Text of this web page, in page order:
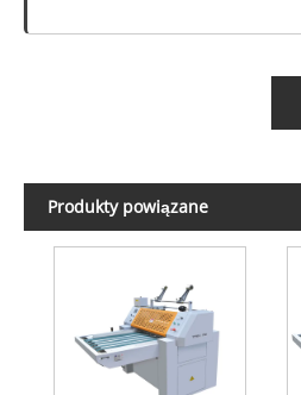
Produkty powiązane